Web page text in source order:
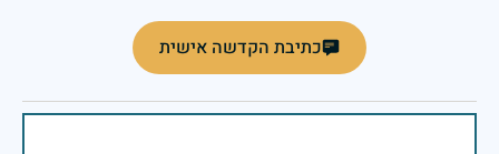
כתיבת הקדשה אישית